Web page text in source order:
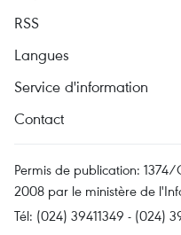
RSS
Langues
Service d'information
Contact
Permis de publication: 1374/
2008 par le ministère de
Tél: (024) 39411349 - (024)